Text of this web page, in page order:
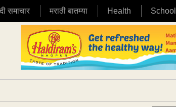
समाचार मराठी बातम्या Health School